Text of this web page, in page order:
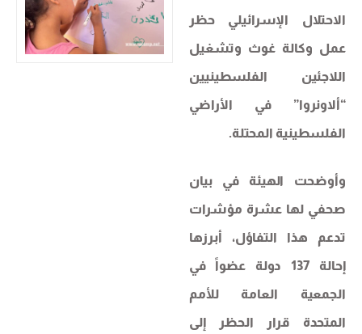
الاحتلال الإسرائيلي حظر
عمل وكالة غوث وتشغيل
اللاجئين الفلسطينيين
“ألاونروا” في الأراضي
الفلسطينية المحتلة.
وأوضحت الهيئة في بيان
صحفي لها عشرة مؤشرات
تدعم هذا التفاؤل، أبرزها
إحالة 137 دولة عضواً في
الجمعية العامة للأمم
المتحدة قرار الحظر إلى